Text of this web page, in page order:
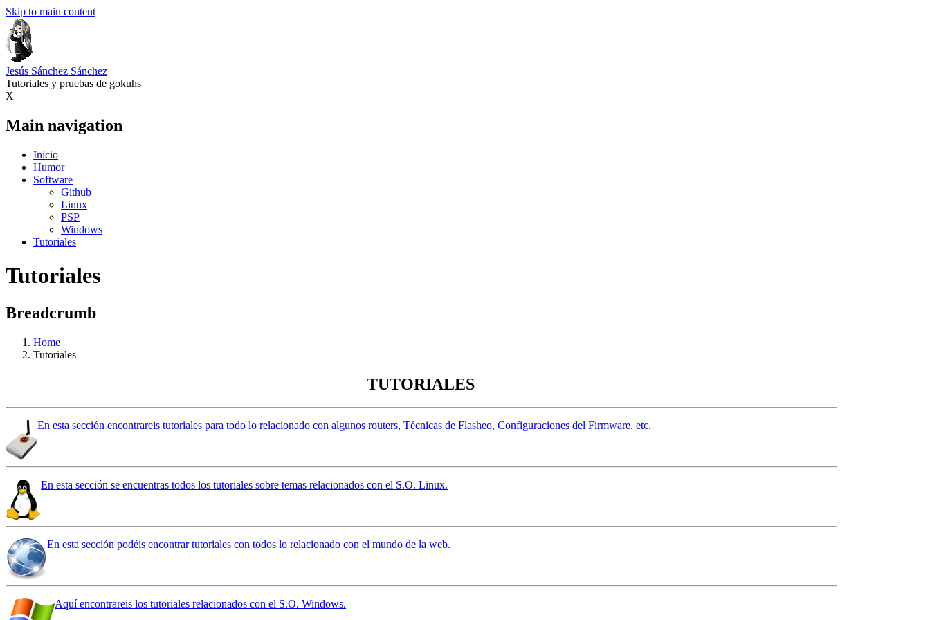
Skip to main content
Jesús Sánchez Sánchez
Tutoriales y pruebas de gokuhs
X
Main navigation
Inicio
Humor
Software
Github
Linux
PSP
Windows
Tutoriales
Tutoriales
Breadcrumb
Home
Tutoriales
TUTORIALES
En esta sección encontrareis tutoriales para todo lo relacionado con algunos routers, Técnicas de Flasheo, Configuraciones del Firmware, etc.
En esta sección se encuentras todos los tutoriales sobre temas relacionados con el S.O. Linux.
En esta sección podéis encontrar tutoriales con todos lo relacionado con el mundo de la web.
Aquí encontrareis los tutoriales relacionados con el S.O. Windows.